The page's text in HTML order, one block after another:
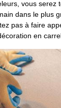
vous serez
dans le plus
pas à faire
en